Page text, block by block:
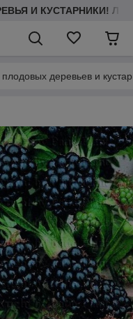
И КУСТАРНИКИ!
деревьев и